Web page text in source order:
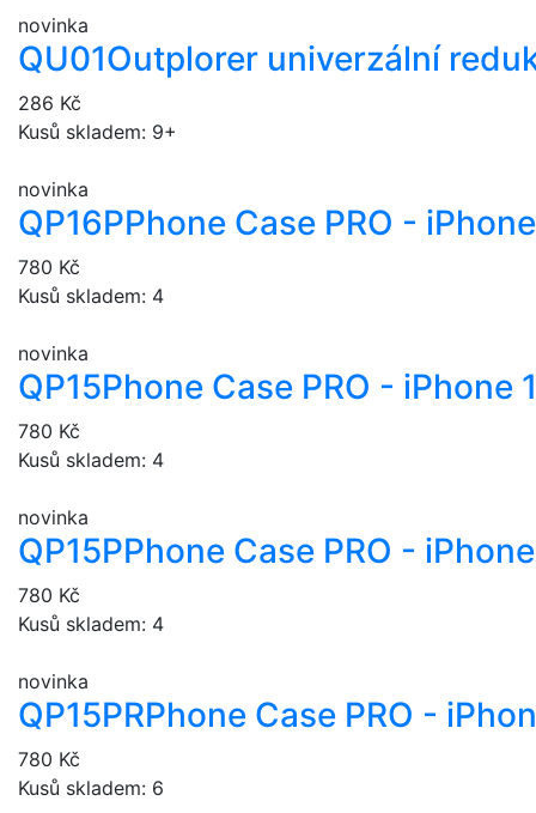
novinka
QU01Outplorer univerzální
286 Kč
Kusů skladem: 9+
novinka
QP16PPhone Case PRO -
780 Kč
Kusů skladem: 4
novinka
QP15Phone Case PRO - iPhone
780 Kč
Kusů skladem: 4
novinka
QP15PPhone Case PRO -
780 Kč
Kusů skladem: 4
novinka
QP15PRPhone Case PRO -
780 Kč
Kusů skladem: 6